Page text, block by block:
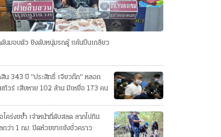
นมอบตัว ยิงดับหนุ่มรถตู้ แค้นปีนเกลียว
น 343 ปี "ประสิทธิ์ เจียวก๊ก" หลอก
ทัวร์ เสียหาย 102 ล้าน มีเหยื่อ 173 คน
โคร่งขย้ำ เจ้าหน้าที่ดับสลด ลากไปกิน
กว่า 1 กม. ปิดห้วยขาแข้งชั่วคราว